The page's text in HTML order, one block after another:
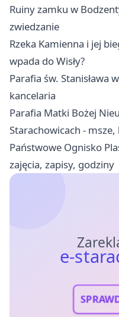
Ruiny zamku w
zwiedzanie
Rzeka Kamienna i jej
wpada do Wisły?
Parafia św. Stanisława
kancelaria
Parafia Matki Bożej
Starachowicach -
Państwowe Ognisko
zajęcia, zapisy, godziny
e-